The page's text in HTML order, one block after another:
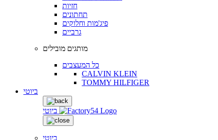
חזיות
תחתונים
פיג'מות וחלוקים
גרביים
מותגים מובילים
כל המעצבים
CALVIN KLEIN
TOMMY HILFIGER
ביוטי
ביוטי
ביוטי